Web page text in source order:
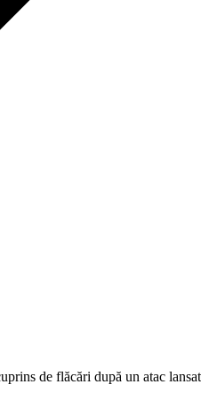
de flăcări după un atac